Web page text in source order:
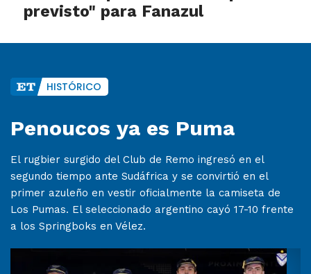
previsto" para Fanazul
HISTÓRICO
Penoucos ya es Puma
El rugbier surgido del Club de Remo ingresó en el
segundo tiempo ante Sudáfrica y se convirtió en el
primer azuleño en vestir oficialmente la camiseta de
Los Pumas. El seleccionado argentino cayó 17-10 frente
a los Springboks en Vélez.